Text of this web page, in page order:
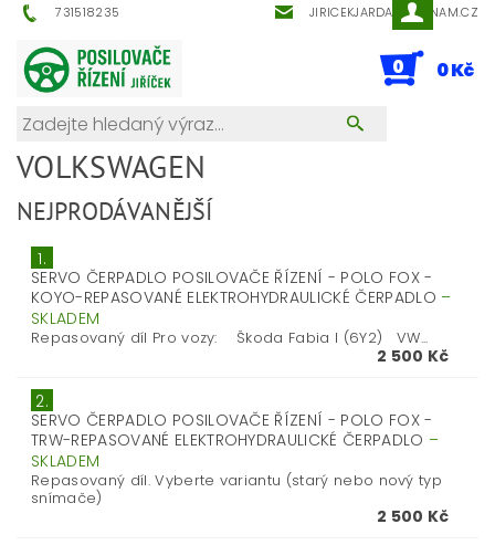
731518235 JIRICEKJARDA@SEZNAM.CZ
0 0 Kč
VOLKSWAGEN
NEJPRODÁVANĚJŠÍ
1.
SERVO ČERPADLO POSILOVAČE ŘÍZENÍ - POLO FOX -
KOYO-REPASOVANÉ ELEKTROHYDRAULICKÉ ČERPADLO –
SKLADEM
Repasovaný díl Pro vozy: Škoda Fabia I (6Y2) VW...
2 500 Kč
2.
SERVO ČERPADLO POSILOVAČE ŘÍZENÍ - POLO FOX -
TRW-REPASOVANÉ ELEKTROHYDRAULICKÉ ČERPADLO –
SKLADEM
Repasovaný díl. Vyberte variantu (starý nebo nový typ
snímače)
2 500 Kč